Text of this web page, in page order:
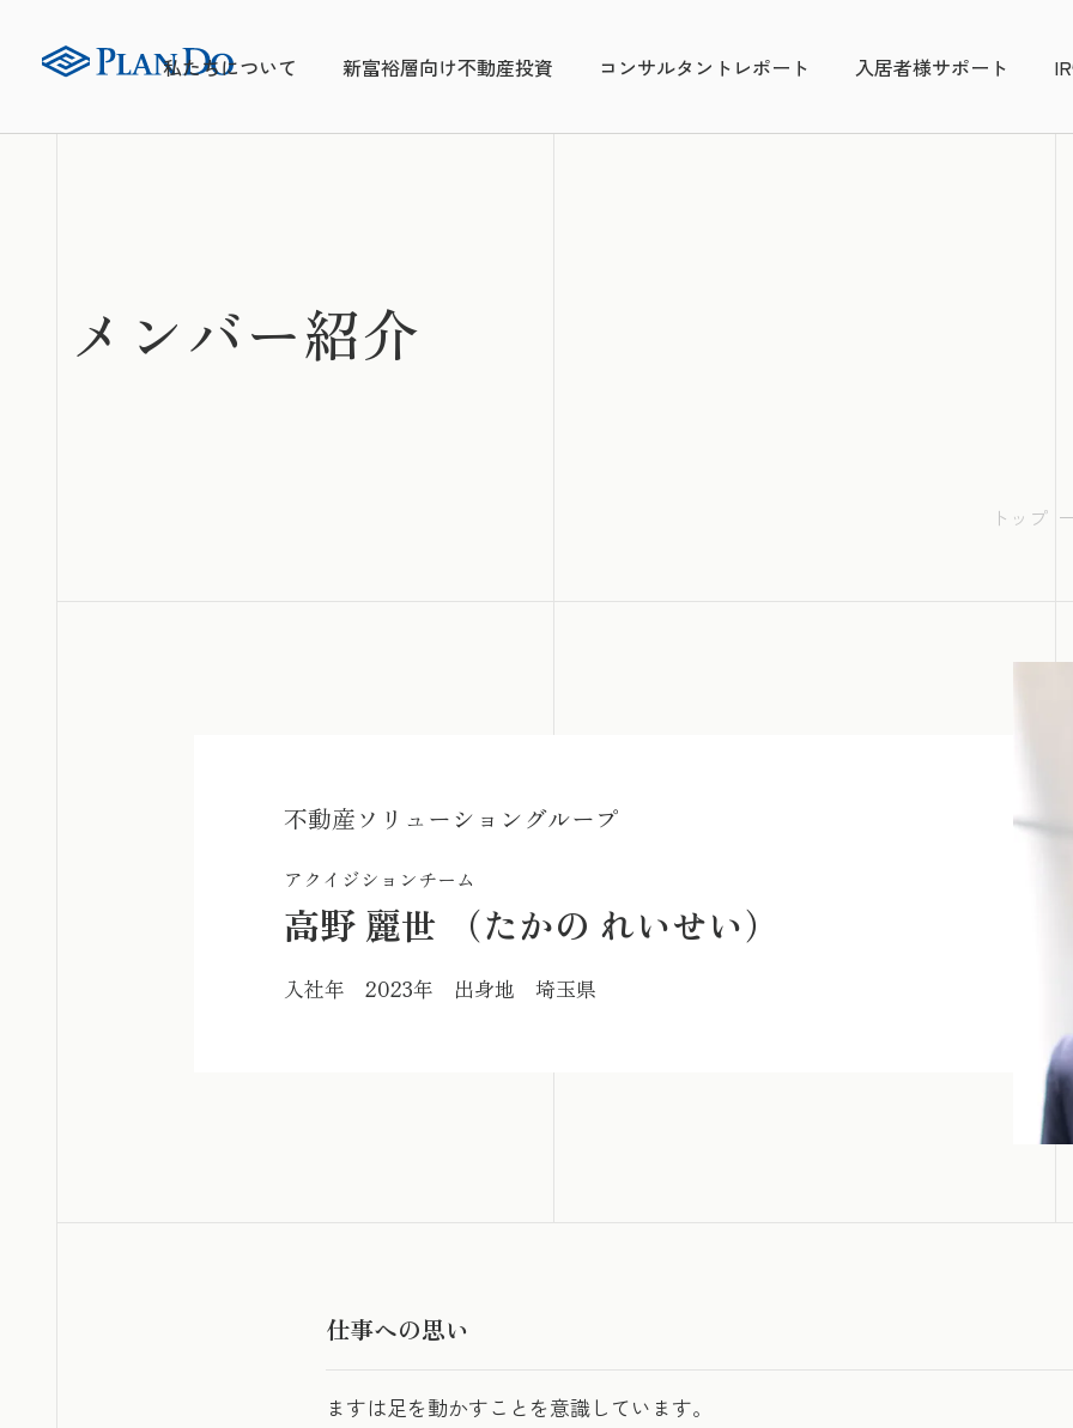
私たちについて 新富裕層向け不動産投資 コンサルタントレポート 入居者様サポート
メンバー紹介
トップ
不動産ソリューショングループ
アクイジションチーム
高野 麗世 （たかの れいせい）
入社年 2023年 出身地 埼玉県
仕事への思い
ますは足を動かすことを意識しています。